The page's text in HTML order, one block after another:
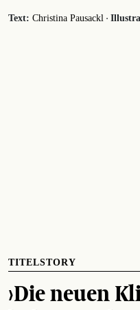
Text: Christina Pausackl ·
TITELSTORY
›Die neuen